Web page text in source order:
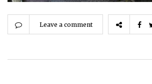
Leave a comment